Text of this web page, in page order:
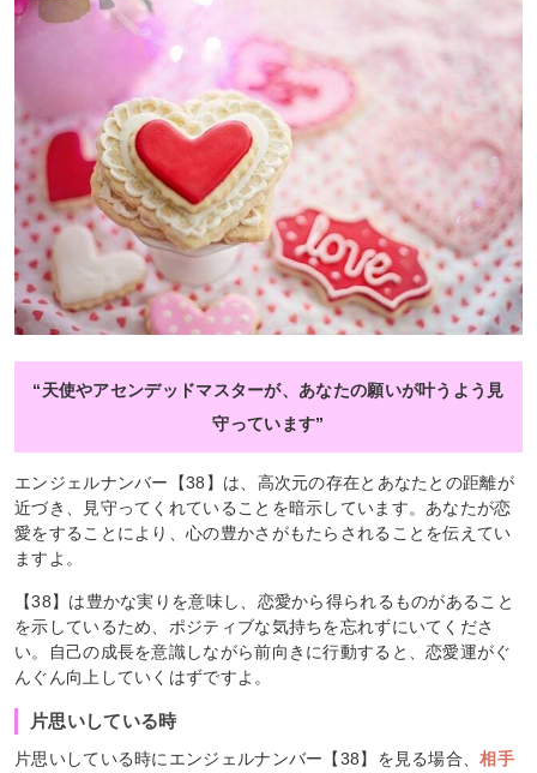
“天使やアセンデッドマスターが、あなたの願いが叶うよう見
守っています”
エンジェルナンバー【38】は、高次元の存在とあなたとの距離が
近づき、見守ってくれていることを暗示しています。あなたが恋
愛をすることにより、心の豊かさがもたらされることを伝えてい
ますよ。
【38】は豊かな実りを意味し、恋愛から得られるものがあること
を示しているため、ポジティブな気持ちを忘れずにいてくださ
い。自己の成長を意識しながら前向きに行動すると、恋愛運がぐ
んぐん向上していくはずですよ。
片思いしている時
片思いしている時にエンジェルナンバー【38】を見る場合、相手